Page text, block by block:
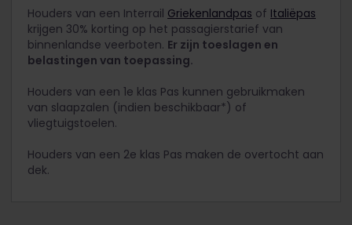
Houders van een Interrail Griekenlandpas of Italiëpas
krijgen 30% korting op het passagierstarief van
binnenlandse veerboten. Er zijn toeslagen en
belastingen van toepassing.
Houders van een 1e klas Pas kunnen gebruikmaken
van slaapzalen (indien beschikbaar*) of
vliegtuigstoelen.
Houders van een 2e klas Pas maken de overtocht aan
dek.